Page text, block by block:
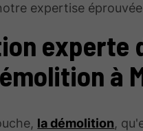
expertise
experte
à
la démolition,